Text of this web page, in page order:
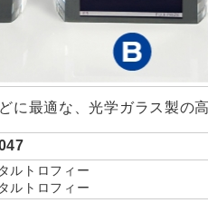
に最適な、光学ガラス製の
ルトロフィー
ルトロフィー